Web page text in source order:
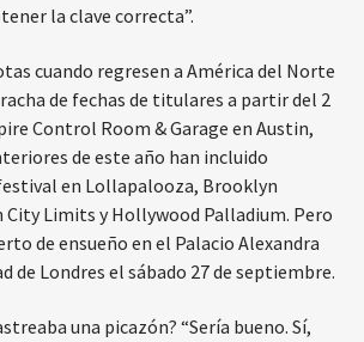
la clave correcta”.
cuando regresen a América del Norte
de fechas de titulares a partir del 2
Control Room & Garage en Austin,
de este año han incluido
en Lollapalooza, Brooklyn
Limits y Hollywood Palladium. Pero
de ensueño en el Palacio Alexandra
de Londres el sábado 27 de septiembre.
una picazón? “Sería bueno. Sí,